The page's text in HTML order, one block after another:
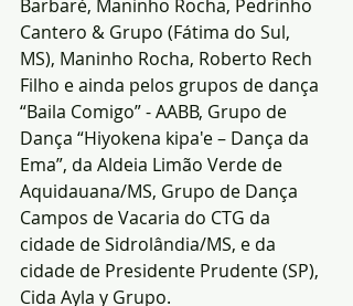
Barbaré, Maninho Rocha, Pedrinho
Cantero & Grupo (Fátima do Sul,
MS), Maninho Rocha, Roberto Rech
Filho e ainda pelos grupos de dança
“Baila Comigo” - AABB, Grupo de
Dança “Hiyokena kipa'e – Dança da
Ema”, da Aldeia Limão Verde de
Aquidauana/MS, Grupo de Dança
Campos de Vacaria do CTG da
cidade de Sidrolândia/MS, e da
cidade de Presidente Prudente (SP),
Cida Ayla y Grupo.